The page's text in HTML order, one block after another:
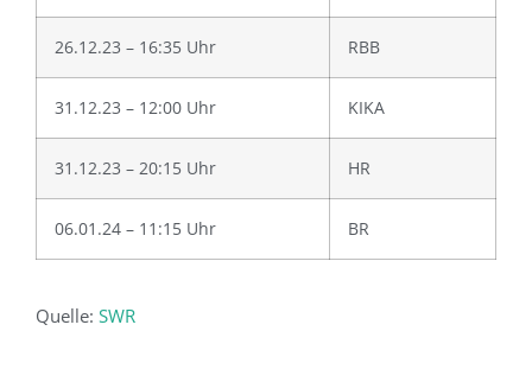
26.12.23 – 16:35 Uhr RBB
31.12.23 – 12:00 Uhr KIKA
31.12.23 – 20:15 Uhr HR
06.01.24 – 11:15 Uhr BR
Quelle: SWR